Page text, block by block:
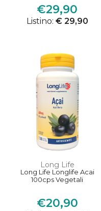
€29,90
Listino: € 29,90
Long Life
Long Life Longlife Acai
100cps Vegetali
€20,90